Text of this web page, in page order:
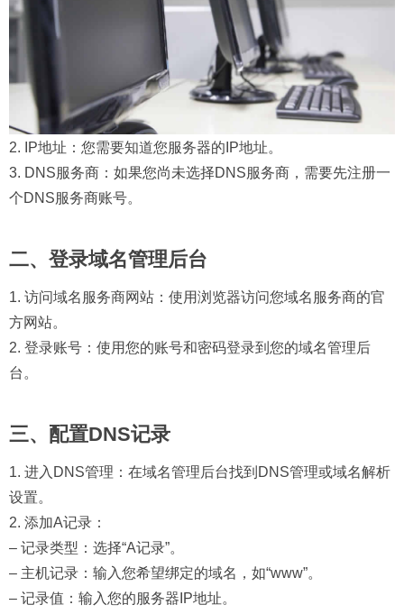
2. IP地址：您需要知道您服务器的IP地址。
3. DNS服务商：如果您尚未选择DNS服务商，需要先注册一
个DNS服务商账号。
二、登录域名管理后台
1. 访问域名服务商网站：使用浏览器访问您域名服务商的官
方网站。
2. 登录账号：使用您的账号和密码登录到您的域名管理后
台。
三、配置DNS记录
1. 进入DNS管理：在域名管理后台找到DNS管理或域名解析
设置。
2. 添加A记录：
– 记录类型：选择“A记录”。
– 主机记录：输入您希望绑定的域名，如“www”。
– 记录值：输入您的服务器IP地址。